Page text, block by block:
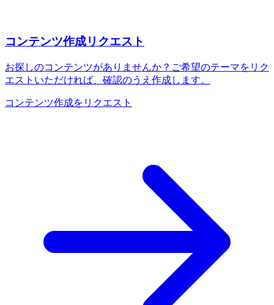
コンテンツ作成リクエスト
お探しのコンテンツがありませんか？ご希望のテーマをリク
エストいただければ、確認のうえ作成します。
コンテンツ作成をリクエスト